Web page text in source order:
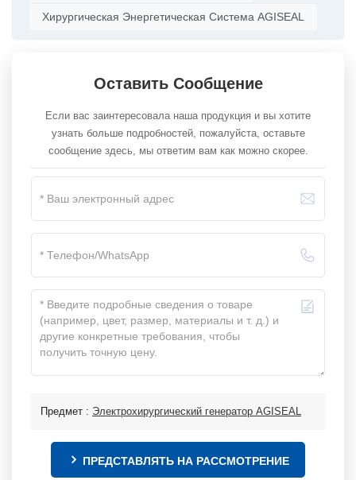
Хирургическая Энергетическая Система AGISEAL
Оставить Сообщение
Если вас заинтересовала наша продукция и вы хотите
узнать больше подробностей, пожалуйста, оставьте
сообщение здесь, мы ответим вам как можно скорее.
Предмет : Электрохирургический генератор AGISEAL
ПРЕДСТАВЛЯТЬ НА РАССМОТРЕНИЕ